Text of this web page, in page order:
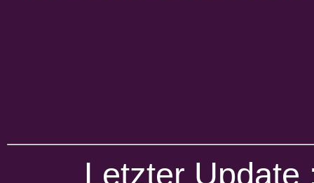
Letzter